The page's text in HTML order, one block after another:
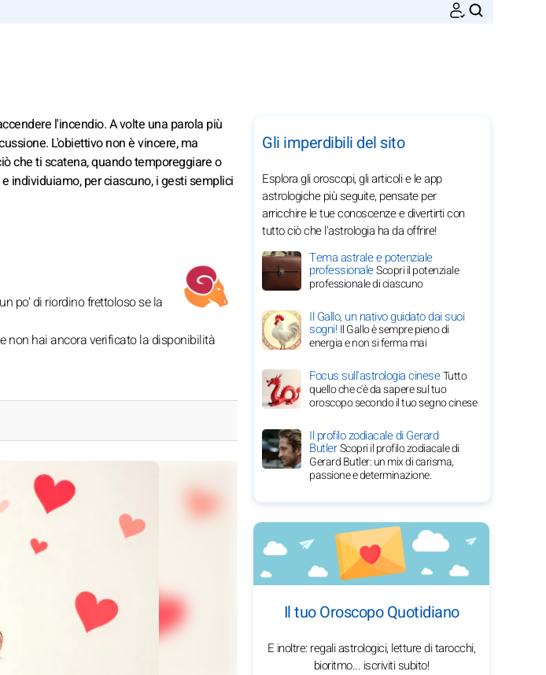
l'incendio. A volte una parola più
L'obiettivo non è vincere, ma
che ti scatena, quando temporeggiare o
individuiamo, per ciascuno, i gesti semplici
po' di riordino frettoloso se la
non hai ancora verificato la disponibilità
Gli imperdibili del sito
Esplora gli oroscopi, gli articoli e le app
astrologiche più seguite, pensate per
arricchire le tue conoscenze e divertirti con
tutto ciò che l'astrologia ha da offrire!
Tema astrale e potenziale
professionaleScopri il potenziale
professionale di ciascuno
Il Gallo, un nativo guidato dai suoi
sogni!Il Gallo è sempre pieno di
energia e non si ferma mai
Focus sull'astrologia cineseTutto
quello che c'è da sapere sul tuo
oroscopo secondo il tuo segno cinese
Il profilo zodiacale di Gerard
ButlerScopri il profilo zodiacale di
Gerard Butler: un mix di carisma,
passione e determinazione.
Il tuo Oroscopo Quotidiano
E inoltre: regali astrologici, letture di tarocchi,
bioritmo... iscriviti subito!